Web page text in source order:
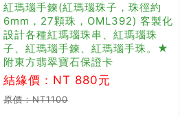
紅瑪瑙手鍊(紅瑪瑙珠子，珠徑約
6mm，27顆珠，OML392) 客製化
設計各種紅瑪瑙珠串、紅瑪瑙珠
子、紅瑪瑙手鍊、紅瑪瑙手珠。★
附東方翡翠寶石保證卡
結緣價：NT 880元
原價：NT1100